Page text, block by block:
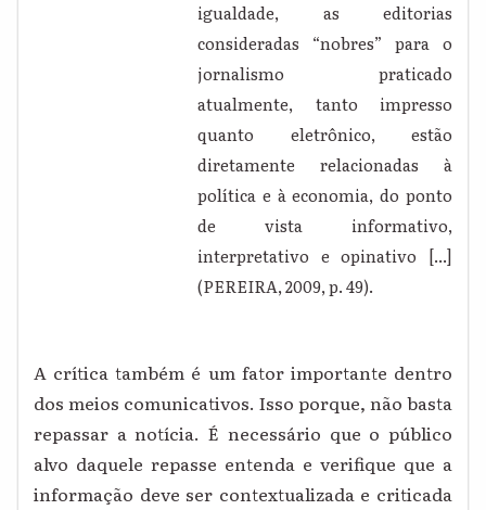
igualdade, as editorias
consideradas “nobres” para o
jornalismo praticado
atualmente, tanto impresso
quanto eletrônico, estão
diretamente relacionadas à
política e à economia, do ponto
de vista informativo,
interpretativo e opinativo [...]
(PEREIRA, 2009, p. 49).
A crítica também é um fator importante dentro
dos meios comunicativos. Isso porque, não basta
repassar a notícia. É necessário que o público
alvo daquele repasse entenda e verifique que a
informação deve ser contextualizada e criticada